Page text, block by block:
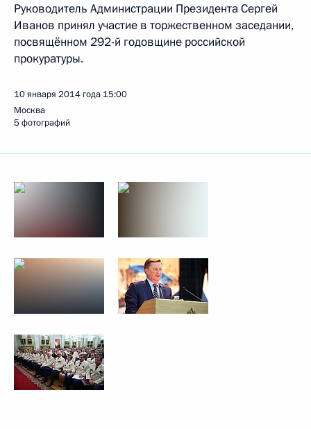
Руководитель Администрации Президента Сергей
Иванов принял участие в торжественном заседании,
посвящённом 292-й годовщине российской
прокуратуры.
10 января 2014 года 15:00
Москва
5 фотографий